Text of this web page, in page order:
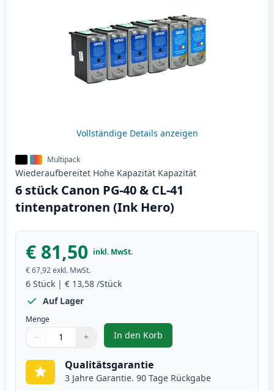
Vollständige Details anzeigen
Multipack
Wiederaufbereitet Hohe Kapazität Kapazität
6 stück Canon PG-40 & CL-41
tintenpatronen (Ink Hero)
€ 81,50 inkl. MwSt.
€ 67,92exkl. MwSt.
6 Stück | € 13,58 /Stück
Auf Lager
Menge
Verwenden Sie die Tasten, um anzupassen
− +
1
In den Korb
, 6 stück Canon PG-40 & CL-41
Qualitätsgarantie
3 Jahre Garantie. 90 Tage Rückgabe